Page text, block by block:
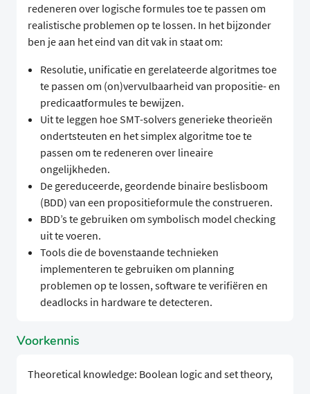
redeneren over logische formules toe te passen om
realistische problemen op te lossen. In het bijzonder
ben je aan het eind van dit vak in staat om:
Resolutie, unificatie en gerelateerde algoritmes toe
te passen om (on)vervulbaarheid van propositie- en
predicaatformules te bewijzen.
Uit te leggen hoe SMT-solvers generieke theorieën
ondertsteuten en het simplex algoritme toe te
passen om te redeneren over lineaire
ongelijkheden.
De gereduceerde, geordende binaire beslisboom
(BDD) van een propositieformule the construeren.
BDD’s te gebruiken om symbolisch model checking
uit te voeren.
Tools die de bovenstaande technieken
implementeren te gebruiken om planning
problemen op te lossen, software te verifiëren en
deadlocks in hardware te detecteren.
Voorkennis
Theoretical knowledge: Boolean logic and set theory,